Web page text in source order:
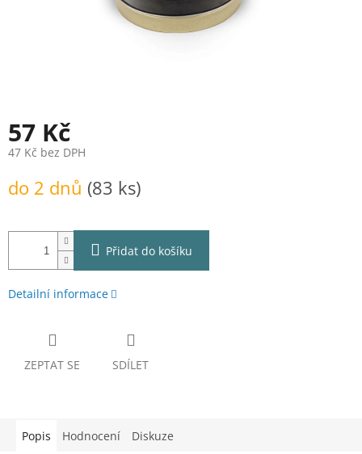
57 Kč
47 Kč bez DPH
cena:
do 2 dnů (83 ks)
Přidat do košíku
Detailní informace
ZEPTAT SE SDÍLET
Popis Hodnocení Diskuze